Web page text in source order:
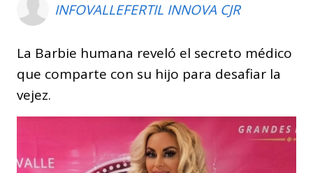
La Barbie humana reveló el secreto médico
que comparte con su hijo para desafiar la
vejez.
INFOVALLEFERTIL INNOVA CJR